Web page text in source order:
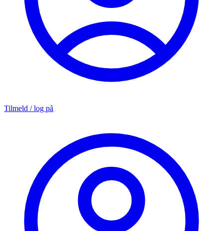
Tilmeld / log på